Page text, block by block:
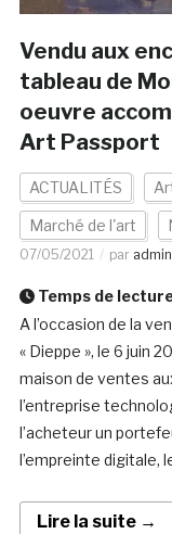
Vendu aux
tableau de
oeuvre
Art Passport
ACTUALITÉS
Marché de l'art
07/05/2021 par admin
Temps de
A l’occasion de la
« Dieppe », le 6 juin
maison de ventes
l’entreprise
l’acheteur un
l’empreinte digitale,
Lire la suite →